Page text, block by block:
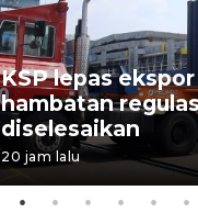
KSP lepas
hambatan
diselesaikan
20 jam lalu